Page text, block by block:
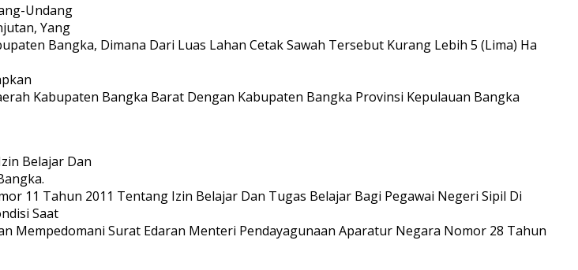
Undang
Yang
Bangka, Dimana Dari Luas Lahan Cetak Sawah Tersebut Kurang Lebih 5 (Lima) Ha
Kabupaten Bangka Barat Dengan Kabupaten Bangka Provinsi Kepulauan Bangka
Belajar Dan
11 Tahun 2011 Tentang Izin Belajar Dan Tugas Belajar Bagi Pegawai Negeri Sipil Di
Saat
Mempedomani Surat Edaran Menteri Pendayagunaan Aparatur Negara Nomor 28 Tahun